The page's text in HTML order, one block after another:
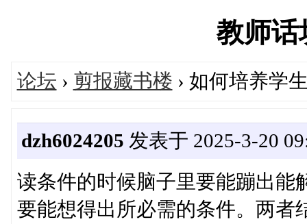
教师话
论坛 › 剪报藏书楼 › 如何培养学
dzh6024205 发表于 2025-3-20
读条件的时候脑子里要能蹦出能
要能想得出所必需的条件。两者